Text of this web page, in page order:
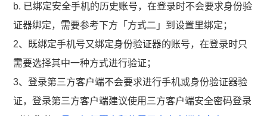
b. 已绑定安全手机的历史账号，在登录时不会要求身份验
证器绑定，需要参考下方「方式二」到设置里绑定；
2、既绑定手机号又绑定身份验证器的账号，在登录时只
需要选择其中一种方式进行验证；
3、登录第三方客户端不会要求进行手机或身份验证器验
证，登录第三方客户端建议使用三方客户端安全密码登录